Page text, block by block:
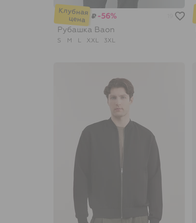
₽ -56%
Рубашка Baon
S M L XXL 3XL